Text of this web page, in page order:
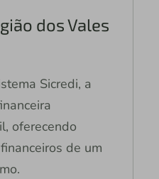
dos Vales
Sicredi, a
oferecendo
de um